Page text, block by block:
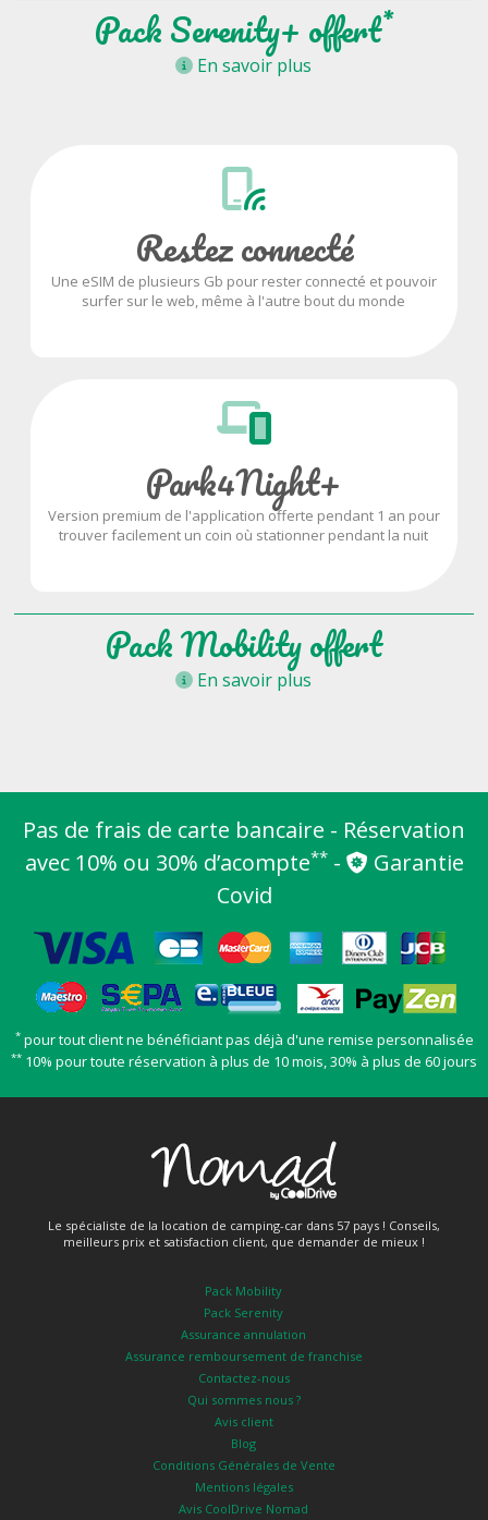
Pack Serenity+ offert*
En savoir plus
Restez connecté
Une eSIM de plusieurs Gb pour rester connecté et pouvoir
surfer sur le web, même à l'autre bout du monde
Park4Night+
Version premium de l'application offerte pendant 1 an pour
trouver facilement un coin où stationner pendant la nuit
Pack Mobility offert
En savoir plus
Pas de frais de carte bancaire - Réservation
avec 10% ou 30% d’acompte**-
Garantie
Covid
*pour tout client ne bénéficiant pas déjà d'une remise personnalisée
** 10% pour toute réservation à plus de 10 mois, 30% à plus de 60 jours
Le spécialiste de la location de camping-car dans 57 pays ! Conseils,
meilleurs prix et satisfaction client, que demander de mieux !
Pack Mobility
Pack Serenity
Assurance annulation
Assurance remboursement de franchise
Contactez-nous
Qui sommes nous ?
Avis client
Blog
Conditions Générales de Vente
Mentions légales
Avis CoolDrive Nomad